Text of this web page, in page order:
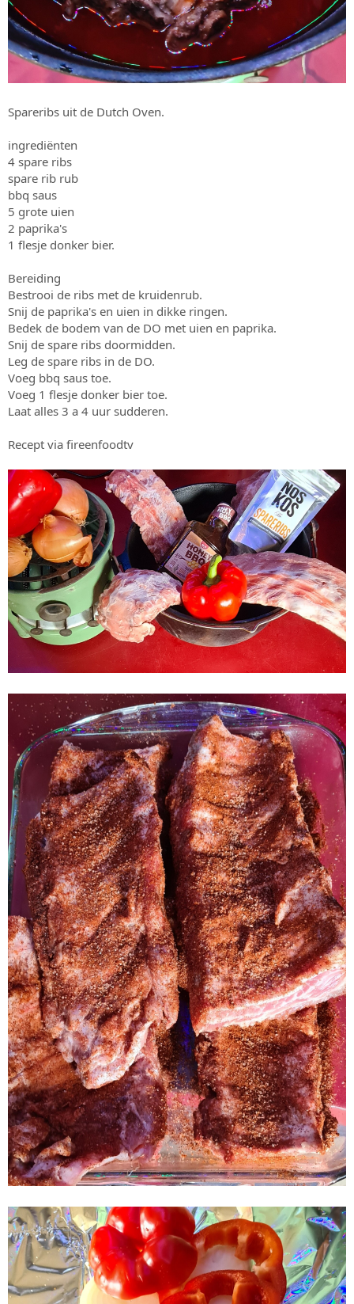
Spareribs uit de Dutch Oven.
ingrediënten
4 spare ribs
spare rib rub
bbq saus
5 grote uien
2 paprika's
1 flesje donker bier.
Bereiding
Bestrooi de ribs met de kruidenrub.
Snij de paprika's en uien in dikke ringen.
Bedek de bodem van de DO met uien en paprika.
Snij de spare ribs doormidden.
Leg de spare ribs in de DO.
Voeg bbq saus toe.
Voeg 1 flesje donker bier toe.
Laat alles 3 a 4 uur sudderen.
Recept via fireenfoodtv